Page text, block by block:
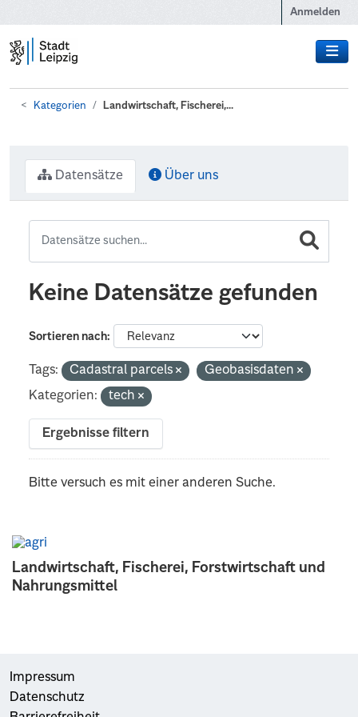
Anmelden
Kategorien Landwirtschaft, Fischerei,...
Landwirtschaft, Fischerei, Forstwirtschaft und
Nahrungsmittel
Datensätze Über uns
Keine Datensätze gefunden
Sortieren nach
Tags: Cadastral parcels
Geobasisdaten
Kategorien:
tech
Ergebnisse filtern
Bitte versuch es mit einer anderen Suche.
Impressum
Datenschutz